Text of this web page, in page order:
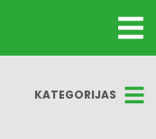
KATEGORIJAS